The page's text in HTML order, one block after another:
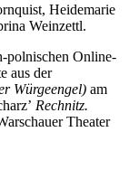
Heidemarie
Weinzettl.
polnischen Online-
aus der
Würgeengel) am
Rechnitz.
Theater